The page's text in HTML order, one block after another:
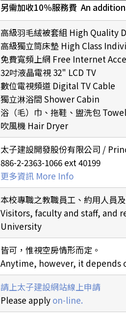
另需加收10％服務費 An
高級羽毛絨被套組 High Quality
高級獨立筒床墊 High Class
免費寬頻上網 Free Internet
32吋液晶電視 32" LCD TV
數位電視頻道 Digital TV Cable
獨立淋浴間 Shower Cabin
浴（毛）巾、拖鞋、盥洗包
吹風機 Hair Dryer
太子建設開發股份有限公司 /
886-2-2363-1066 ext 40199
更多資訊 More Info
本校專職之教職員工、約用人員
Visitors, faculty and staff, and
University
皆可，惟視空房情形而定。
Anytime, however, it depends
請上太子建設網站線上申請
Please apply on-line.